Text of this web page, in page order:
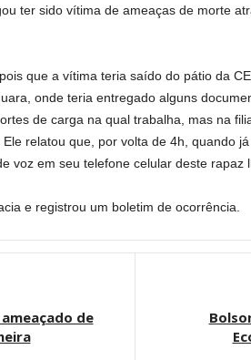
ter sido vítima de ameaças de morte
que a vítima teria saído do pátio da
onde teria entregado alguns
de carga na qual trabalha, mas na
relatou que, por volta de 4h, quando
voz em seu telefone celular deste rapaz
e registrou um boletim de ocorrência.
de